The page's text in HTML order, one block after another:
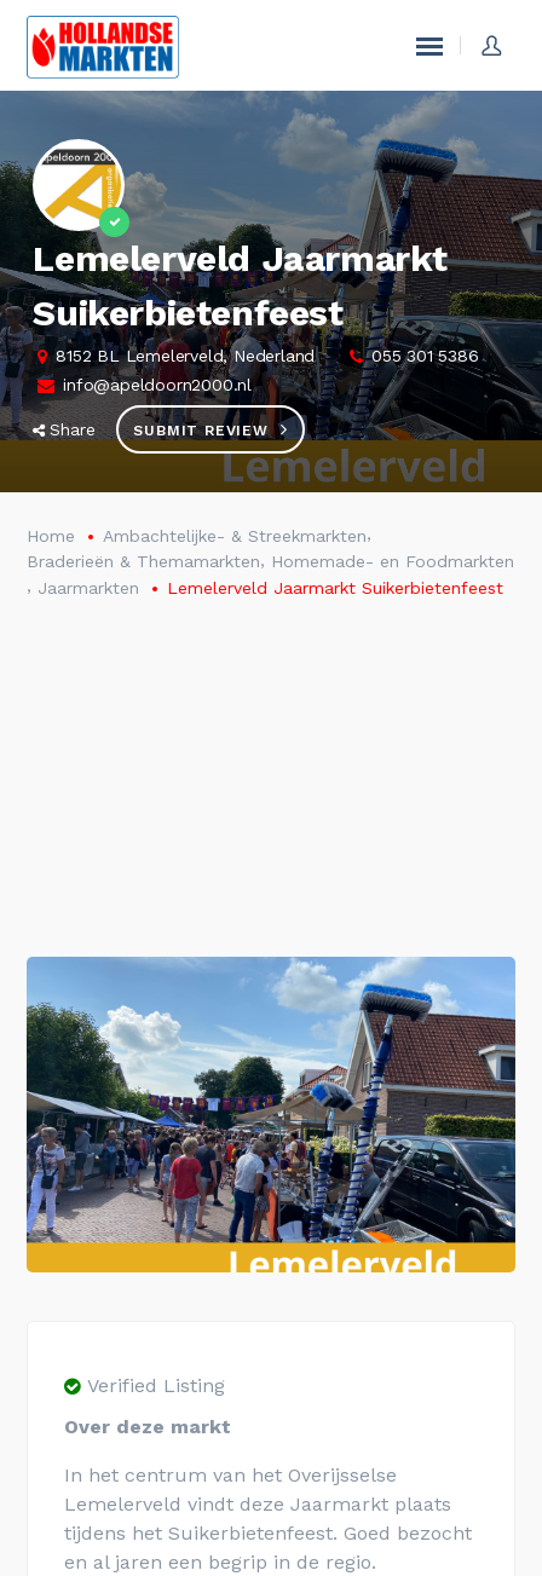
Lemelerveld Jaarmarkt
Suikerbietenfeest
8152 BL Lemelerveld, Nederland
055 301 5386
info@apeldoorn2000.nl
Share SUBMIT REVIEW
Home Ambachtelijke- & Streekmarkten,
Braderieën & Themamarkten, Homemade- en Foodmarkten
, Jaarmarkten Lemelerveld Jaarmarkt Suikerbietenfeest
Verified Listing
Over deze markt
In het centrum van het Overijsselse
Lemelerveld vindt deze Jaarmarkt plaats
tijdens het Suikerbietenfeest. Goed bezocht
en al jaren een begrip in de regio.